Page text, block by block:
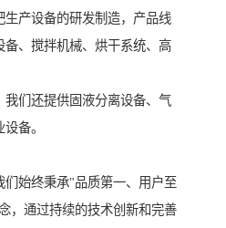
产设备的研发制造，产品线
、搅拌机械、烘干系统、高
我们还提供固液分离设备、气
备。
始终秉承"品质第一、用户至
，通过持续的技术创新和完善